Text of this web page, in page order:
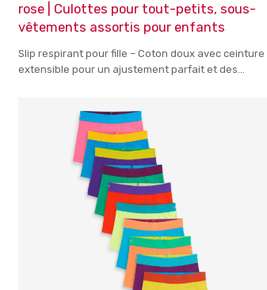
rose | Culottes pour tout-petits, sous-
vêtements assortis pour enfants
Slip respirant pour fille – Coton doux avec ceinture
extensible pour un ajustement parfait et des